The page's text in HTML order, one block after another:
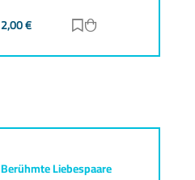
2,00€ Zur Merkliste
Berühmte Liebespaare